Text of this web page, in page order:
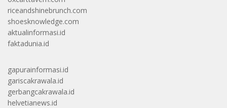
riceandshinebrunch.com
shoesknowledge.com
aktualinformasi.id
faktadunia.id
gapurainformasi.id
gariscakrawala.id
gerbangcakrawala.id
helvetianews.id